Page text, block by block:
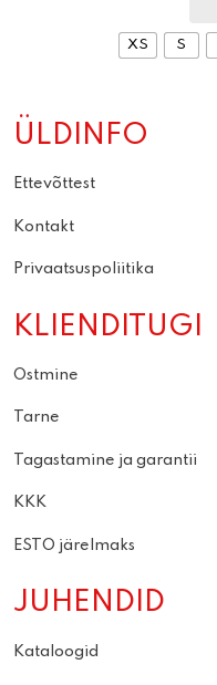
XS S
ÜLDINFO
Ettevõttest
Kontakt
Privaatsuspoliitika
KLIENDITUGI
Ostmine
Tarne
Tagastamine ja garantii
KKK
ESTO järelmaks
JUHENDID
Kataloogid